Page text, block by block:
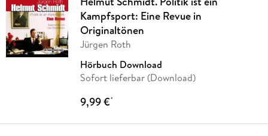
Kampfsport: Eine Revue in
Originaltönen
Jürgen Roth
Hörbuch Download
Sofort lieferbar (Download)
9,99 €*